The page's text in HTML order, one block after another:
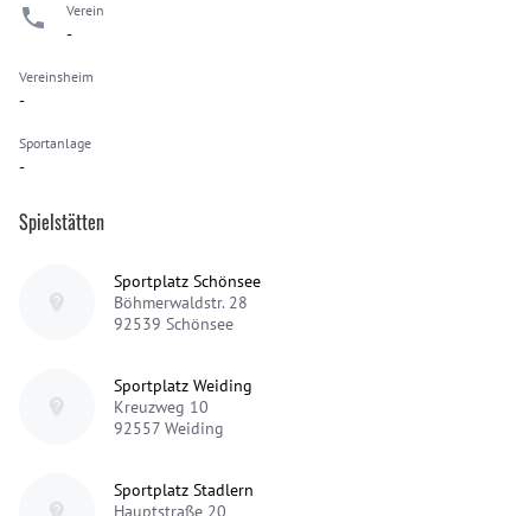
Verein
-
Vereinsheim
-
Sportanlage
-
Spielstätten
Sportplatz Schönsee
Böhmerwaldstr. 28
92539 Schönsee
Sportplatz Weiding
Kreuzweg 10
92557 Weiding
Sportplatz Stadlern
Hauptstraße 20